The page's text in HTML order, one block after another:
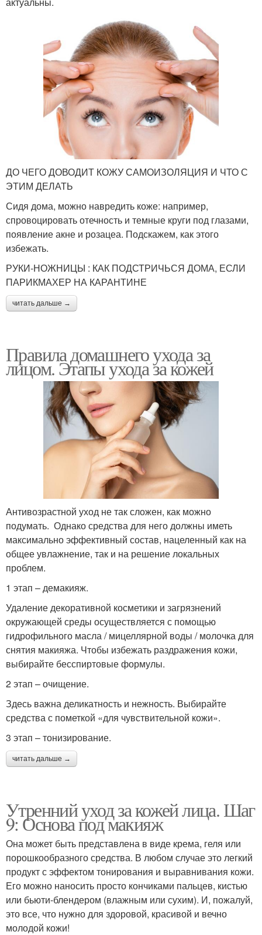
ДО ЧЕГО ДОВОДИТ КОЖУ САМОИЗОЛЯЦИЯ И ЧТО С
ЭТИМ ДЕЛАТЬ
Сидя дома, можно навредить коже: например,
спровоцировать отечность и темные круги под глазами,
появление акне и розацеа. Подскажем, как этого
избежать.
РУКИ-НОЖНИЦЫ : КАК ПОДСТРИЧЬСЯ ДОМА, ЕСЛИ
ПАРИКМАХЕР НА КАРАНТИНЕ
читать дальше →
Правила домашнего ухода за
лицом. Этапы ухода за кожей
Антивозрастной уход не так сложен, как можно
подумать. Однако средства для него должны иметь
максимально эффективный состав, нацеленный как на
общее увлажнение, так и на решение локальных
проблем.
1 этап – демакияж.
Удаление декоративной косметики и загрязнений
окружающей среды осуществляется с помощью
гидрофильного масла / мицеллярной воды / молочка для
снятия макияжа. Чтобы избежать раздражения кожи,
выбирайте бесспиртовые формулы.
2 этап – очищение.
Здесь важна деликатность и нежность. Выбирайте
средства с пометкой «для чувствительной кожи».
3 этап – тонизирование.
читать дальше →
Утренний уход за кожей лица. Шаг
9: Основа под макияж
Она может быть представлена в виде крема, геля или
порошкообразного средства. В любом случае это легкий
продукт с эффектом тонирования и выравнивания кожи.
Его можно наносить просто кончиками пальцев, кистью
или бьюти-блендером (влажным или сухим). И, пожалуй,
это все, что нужно для здоровой, красивой и вечно
молодой кожи!